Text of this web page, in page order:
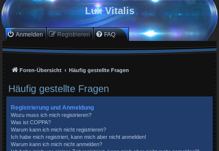
Lux Vitalis
Anmelden Registrieren FAQ
Foren-Übersicht Häufig gestellte Fragen
Häufig gestellte Fragen
Registrierung und Anmeldung
Wozu muss ich mich registrieren?
Was ist COPPA?
Warum kann ich mich nicht registrieren?
Ich habe mich registriert, kann mich aber nicht anmelden!
Warum kann ich mich nicht anmelden?